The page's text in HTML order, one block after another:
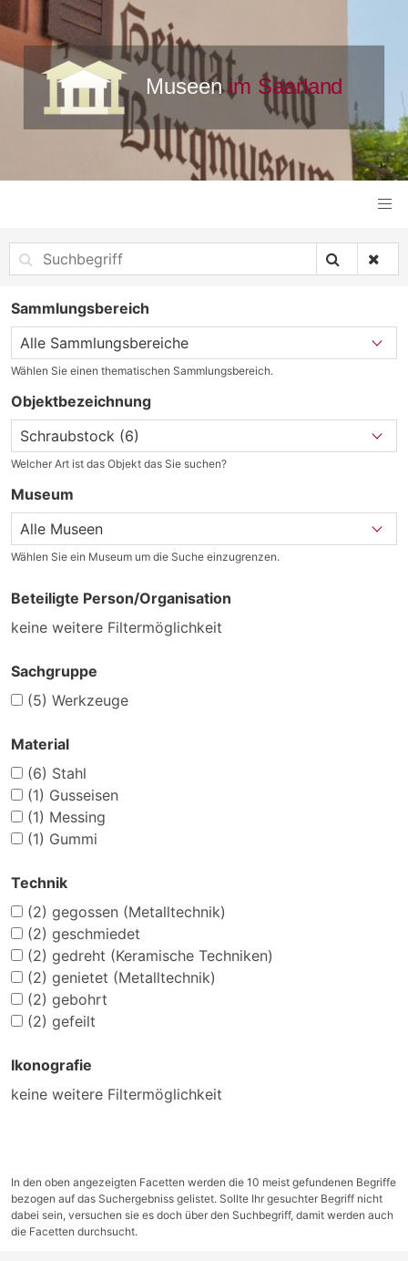
Sammlungsbereich
Wählen Sie einen thematischen Sammlungsbereich.
Objektbezeichnung
Welcher Art ist das Objekt das Sie suchen?
Museum
Wählen Sie ein Museum um die Suche einzugrenzen.
Beteiligte Person/Organisation
keine weitere Filtermöglichkeit
Sachgruppe
(5) Werkzeuge
Material
(6) Stahl
(1) Gusseisen
(1) Messing
(1) Gummi
Technik
(2) gegossen (Metalltechnik)
(2) geschmiedet
(2) gedreht (Keramische Techniken)
(2) genietet (Metalltechnik)
(2) gebohrt
(2) gefeilt
Ikonografie
keine weitere Filtermöglichkeit
In den oben angezeigten Facetten werden die 10 meist gefundenen Begriffe
bezogen auf das Suchergebniss gelistet. Sollte Ihr gesuchter Begriff nicht
dabei sein, versuchen sie es doch über den Suchbegriff, damit werden auch
die Facetten durchsucht.